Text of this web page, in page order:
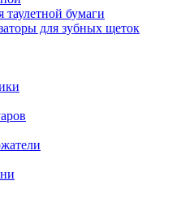
таулетной бумаги
для зубных щеток